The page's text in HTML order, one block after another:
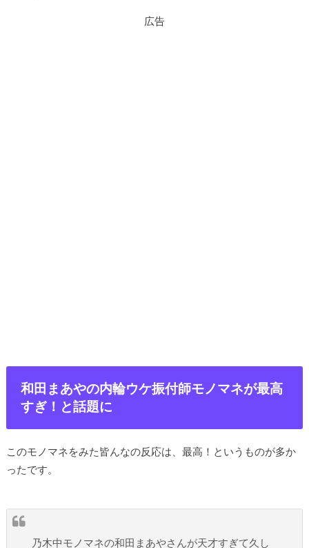
広告
和田まあやの内輪ウケ振付師モノマネが最高
すぎ！と話題に
このモノマネをみた皆んなの反応は、最高！というものが多か
ったです。
乃木中モノマネの和田まあやさんが天才すぎて久し